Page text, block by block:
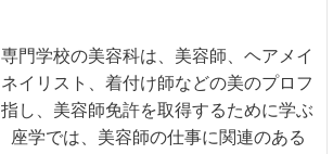
門学校の美容科は、美容師、ヘアメイ
イリスト、着付け師などの美のプロフ
し、美容師免許を取得するために学ぶ
座学では、美容師の仕事に関連のある